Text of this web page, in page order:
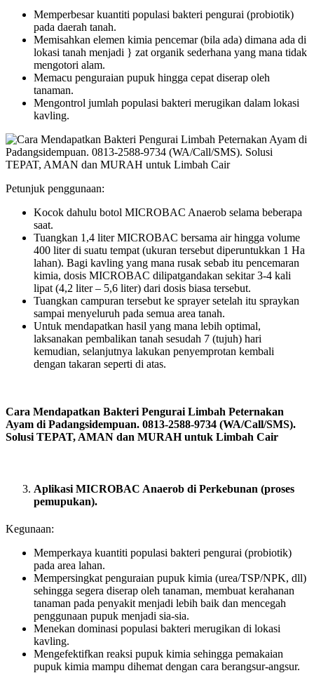
Memperbesar kuantiti populasi bakteri pengurai (probiotik)
pada daerah tanah.
Memisahkan elemen kimia pencemar (bila ada) dimana ada di
lokasi tanah menjadi } zat organik sederhana yang mana tidak
mengotori alam.
Memacu penguraian pupuk hingga cepat diserap oleh
tanaman.
Mengontrol jumlah populasi bakteri merugikan dalam lokasi
kavling.
Petunjuk penggunaan:
Kocok dahulu botol MICROBAC Anaerob selama beberapa
saat.
Tuangkan 1,4 liter MICROBAC bersama air hingga volume
400 liter di suatu tempat (ukuran tersebut diperuntukkan 1 Ha
lahan). Bagi kavling yang mana rusak sebab itu pencemaran
kimia, dosis MICROBAC dilipatgandakan sekitar 3-4 kali
lipat (4,2 liter – 5,6 liter) dari dosis biasa tersebut.
Tuangkan campuran tersebut ke sprayer setelah itu spraykan
sampai menyeluruh pada semua area tanah.
Untuk mendapatkan hasil yang mana lebih optimal,
laksanakan pembalikan tanah sesudah 7 (tujuh) hari
kemudian, selanjutnya lakukan penyemprotan kembali
dengan takaran seperti di atas.
Cara Mendapatkan Bakteri Pengurai Limbah Peternakan
Ayam di Padangsidempuan. 0813-2588-9734 (WA/Call/SMS).
Solusi TEPAT, AMAN dan MURAH untuk Limbah Cair
Aplikasi MICROBAC Anaerob di Perkebunan (proses
pemupukan).
Kegunaan:
Memperkaya kuantiti populasi bakteri pengurai (probiotik)
pada area lahan.
Mempersingkat penguraian pupuk kimia (urea/TSP/NPK, dll)
sehingga segera diserap oleh tanaman, membuat kerahanan
tanaman pada penyakit menjadi lebih baik dan mencegah
penggunaan pupuk menjadi sia-sia.
Menekan dominasi populasi bakteri merugikan di lokasi
kavling.
Mengefektifkan reaksi pupuk kimia sehingga pemakaian
pupuk kimia mampu dihemat dengan cara berangsur-angsur.